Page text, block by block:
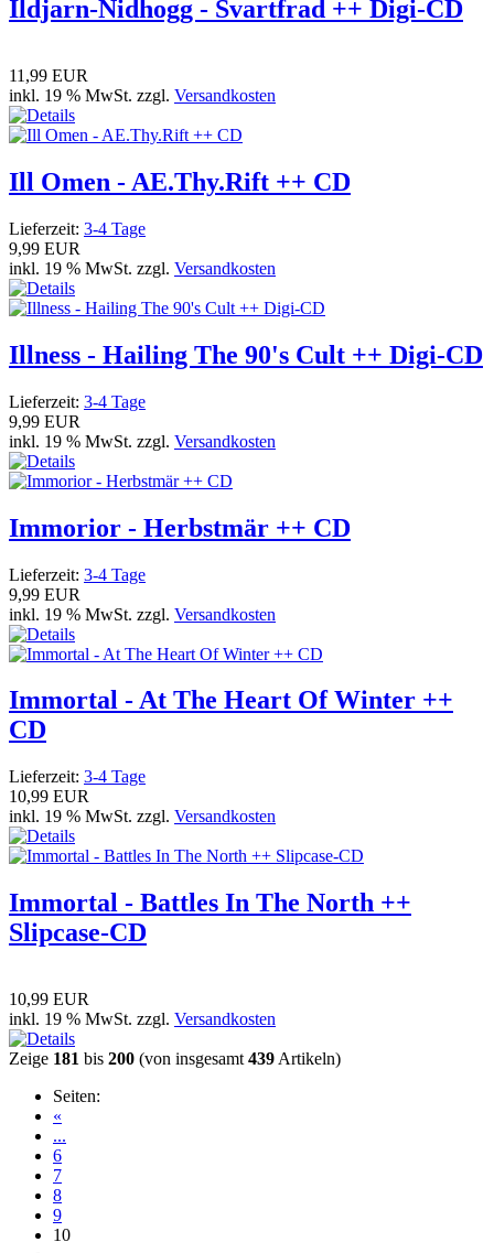
Ildjarn-Nidhogg - Svartfrad ++ Digi-CD
11,99 EUR
inkl. 19 % MwSt. zzgl. Versandkosten
Ill Omen - AE.Thy.Rift ++ CD
Lieferzeit: 3-4 Tage
9,99 EUR
inkl. 19 % MwSt. zzgl. Versandkosten
Illness - Hailing The 90's Cult ++ Digi-CD
Lieferzeit: 3-4 Tage
9,99 EUR
inkl. 19 % MwSt. zzgl. Versandkosten
Immorior - Herbstmär ++ CD
Lieferzeit: 3-4 Tage
9,99 EUR
inkl. 19 % MwSt. zzgl. Versandkosten
Immortal - At The Heart Of Winter ++
CD
Lieferzeit: 3-4 Tage
10,99 EUR
inkl. 19 % MwSt. zzgl. Versandkosten
Immortal - Battles In The North ++
Slipcase-CD
10,99 EUR
inkl. 19 % MwSt. zzgl. Versandkosten
Zeige 181 bis 200 (von insgesamt 439 Artikeln)
Seiten:
«
...
6
7
8
9
10